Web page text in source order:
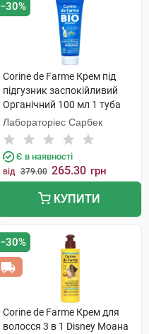
−30%
Corine de Farme Крем під
підгузник заспокійливий
Органічний 100 мл 1 туба
Лабораторіес Сарбек
Є в наявності
від 379.00 265.30 грн
КУПИТИ
−30%
Corine de Farme Крем для
волосся 3 в 1 Disney Моана